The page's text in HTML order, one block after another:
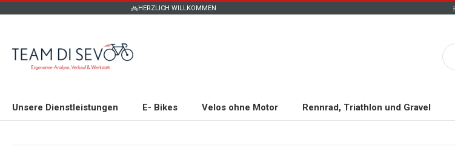
HERZLICH WILLKOMMEN
Unsere Dienstleistungen E- Bikes Velos ohne Motor Rennrad, Triathlon und Gravel